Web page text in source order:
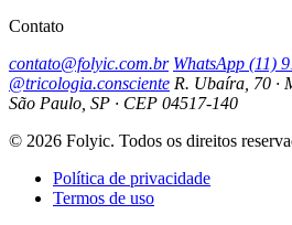
Contato
contato@folyic.com.br WhatsApp (11)
@tricologia.consciente R. Ubaíra, 70 ·
São Paulo, SP · CEP 04517-140
© 2026 Folyic. Todos os direitos
Política de privacidade
Termos de uso